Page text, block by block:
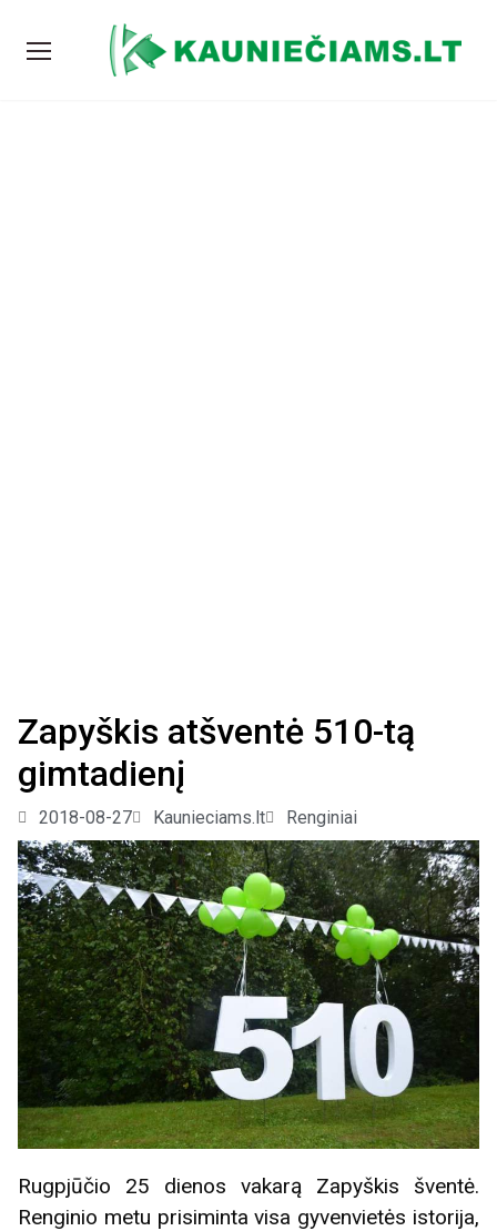
Zapyškis atšventė 510-tą
gimtadienį
2018-08-27 Kaunieciams.lt Renginiai
Rugpjūčio 25 dienos vakarą Zapyškis šventė.
Renginio metu prisiminta visa gyvenvietės istorija,